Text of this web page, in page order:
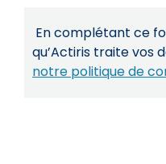
En complétant ce
qu’Actiris traite vos
notre politique de